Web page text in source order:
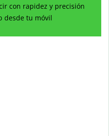
con rapidez y precisión
desde tu móvil